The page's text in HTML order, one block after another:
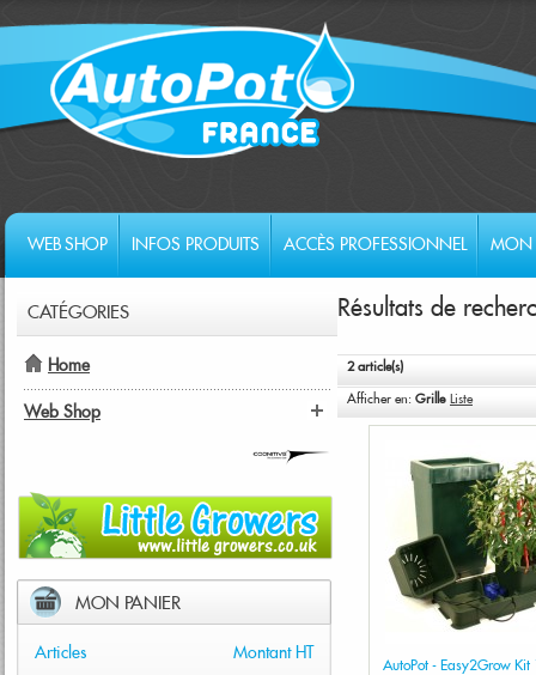
WEB SHOP INFOS PRODUITS ACCÈS PROFESSIONNEL MON
Résultats de
2 article(s)
Afficher en: Grille Liste
AutoPot - Easy2Grow Kit
CATÉGORIES
Home
Web Shop
MON PANIER
Articles
Montant HT